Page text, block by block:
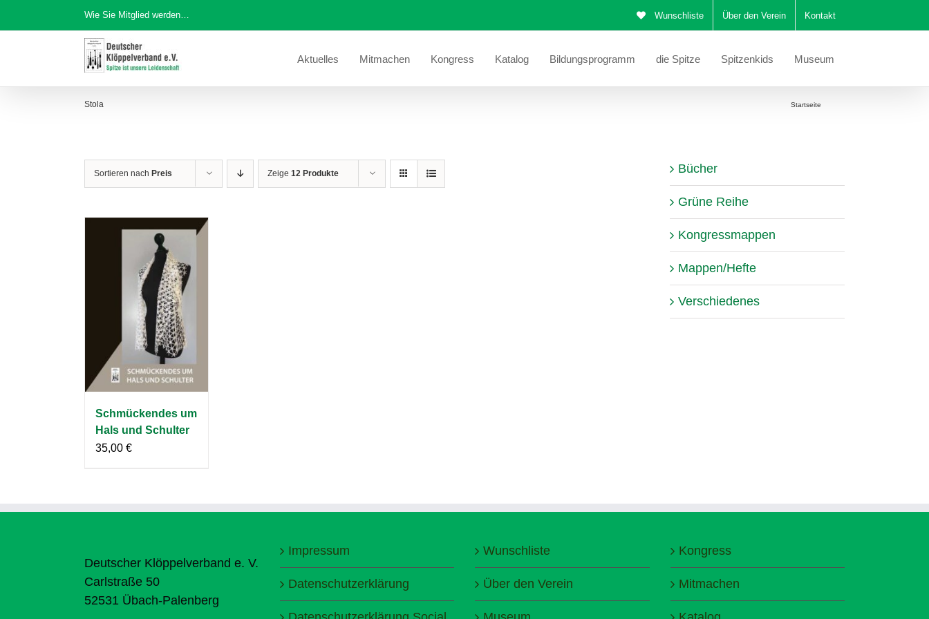
Inhalt
Wie Sie Mitglied werden… Wunschliste Über den Verein Kontakt
Aktuelles Mitmachen Kongress Katalog Bildungsprogramm die Spitze Spitzenkids Museum
Stola Startseite
Sortieren nach Preis Zeige 12 Produkte
Schmückendes um
Hals und Schulter
35,00 €
Bücher
Grüne Reihe
Kongressmappen
Mappen/Hefte
Verschiedenes
Deutscher Klöppelverband e. V.
Carlstraße 50
52531 Übach-Palenberg
Impressum
Datenschutzerklärung
Wunschliste
Über den Verein
Kongress
Mitmachen